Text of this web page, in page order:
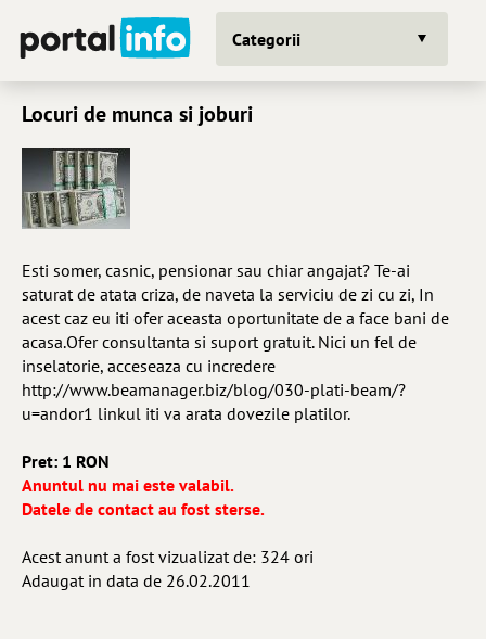
Categorii
Locuri de munca si joburi
Esti somer, casnic, pensionar sau chiar angajat? Te-ai
saturat de atata criza, de naveta la serviciu de zi cu zi, In
acest caz eu iti ofer aceasta oportunitate de a face bani de
acasa.Ofer consultanta si suport gratuit. Nici un fel de
inselatorie, acceseaza cu incredere
http://www.beamanager.biz/blog/030-plati-beam/?
u=andor1 linkul iti va arata dovezile platilor.
Pret: 1 RON
Anuntul nu mai este valabil.
Datele de contact au fost sterse.
Acest anunt a fost vizualizat de: 324 ori
Adaugat in data de 26.02.2011